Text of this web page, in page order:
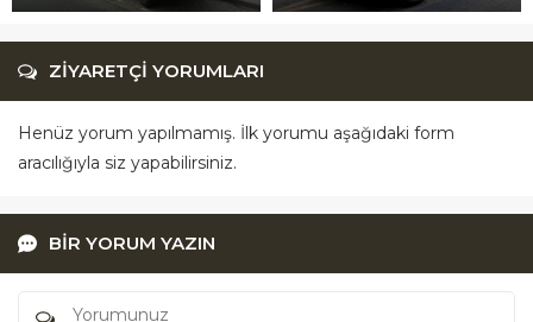
ZİYARETÇİ YORUMLARI
Henüz yorum yapılmamış. İlk yorumu aşağıdaki form
aracılığıyla siz yapabilirsiniz.
BİR YORUM YAZIN